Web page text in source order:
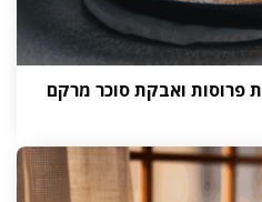
פרוסות ואבקת סוכר מרקם